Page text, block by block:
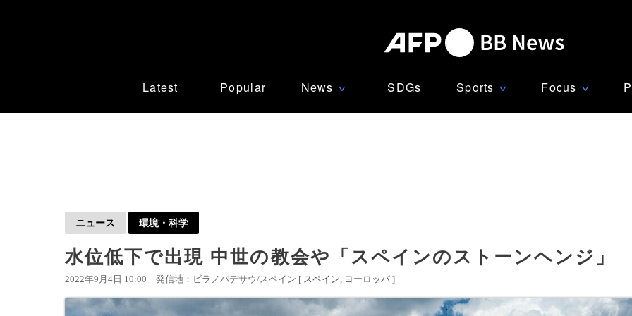
Latest Popular News ∨ SDGs Sports ∨ Focus ∨
ニュース 環境・科学
水位低下で出現 中世の教会や「スペインのストーンヘンジ」
2022年9月4日 10:00 発信地：ビラノバデサウ/スペイン [ スペイン ヨーロッパ ]